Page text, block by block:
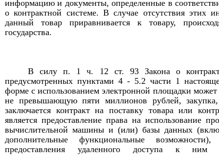
информацию и документы, определенные в
о контрактной системе. В случае отсутствия этих
данный товар приравнивается к товару,
государства.
В силу п. 1 ч. 12 ст. 93 Закона о
предусмотренных пунктами 4 - 5.2 части 1
форме с использованием электронной площадки может
не превышающую пяти миллионов рублей, закупка,
заключается контракт на поставку товара или
является предоставление права на использование
вычислительной машины и (или) базы данных
дополнительные функциональные
предоставления удаленного доступа к ним